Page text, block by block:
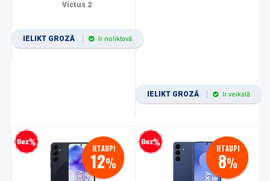
Victus 2
IELIKT GROZĀ Ir noliktavā
IELIKT GROZĀ Ir veikalā
kredīts IETAUPI
12%
Bezprocentu kredīts IETAUPI
8%